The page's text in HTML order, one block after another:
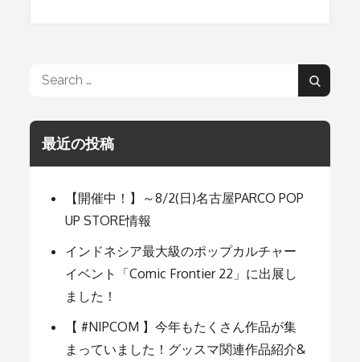
ビ
ゲ
ー
シ
ョ
ン
Search
Search
最近の投稿
【開催中！】～8/2(日)名古屋PARCO POP
UP STORE情報
インドネシア最大級のポップカルチャー
イベント「Comic Frontier 22」に出展し
ました！
【 #NIPCOM 】今年もたくさん作品が集
まっていました！グッスマ関連作品紹介&